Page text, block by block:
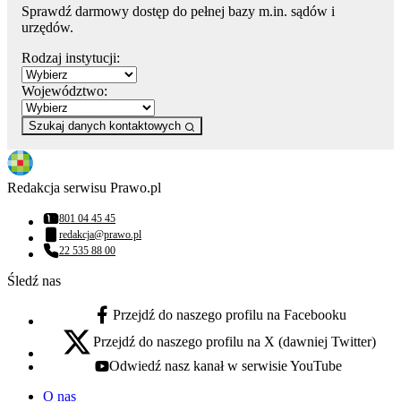
Sprawdź darmowy dostęp do pełnej bazy m.in. sądów i
urzędów.
Rodzaj instytucji:
Województwo:
Szukaj danych kontaktowych
Redakcja serwisu Prawo.pl
Numer telefonu:
801 04 45 45
Adres email:
redakcja@prawo.pl
Numer telefonu:
22 535 88 00
Śledź nas
facebook - otwiera się w nowej karcie
Przejdź do naszego profilu na Facebooku
x - otwiera się w nowej karcie
Przejdź do naszego profilu na X (dawniej Twitter)
youtube - otwiera się w nowej karcie
Odwiedź nasz kanał w serwisie YouTube
O nas